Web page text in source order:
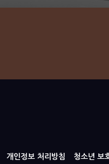
개인정보 처리방침 청소년 보